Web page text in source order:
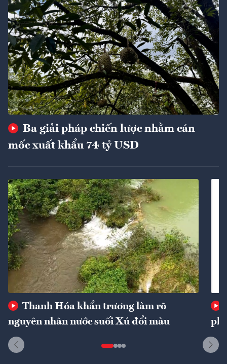
Ba giải pháp chiến lược nhằm cán
mốc xuất khẩu 74 tỷ USD
Thanh Hóa khẩn trương làm rõ
nguyên nhân nước suối Xú đổi màu
phí